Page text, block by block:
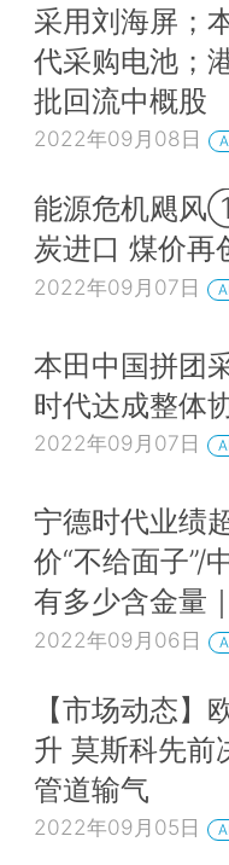
采用刘海屏；
代采购电池；
批回流中概股
2022年09月08日
能源危机飓
炭进口 煤价再
2022年09月07日
本田中国拼团
时代达成整体
2022年09月07日
宁德时代业绩
价“不给面子”/
有多少含金量
2022年09月06日
【市场动态】
升 莫斯科先前
管道输气
2022年09月05日